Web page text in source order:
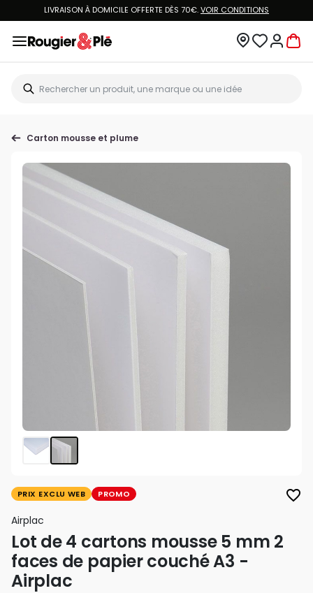
LIVRAISON À DOMICILE OFFERTE DÈS 70€.VOIR CONDITIONS
Carton mousse et plume
PRIX EXCLU WEB PROMO favorite_border
Airplac
Lot de 4 cartons mousse 5 mm 2
faces de papier couché A3 -
Airplac